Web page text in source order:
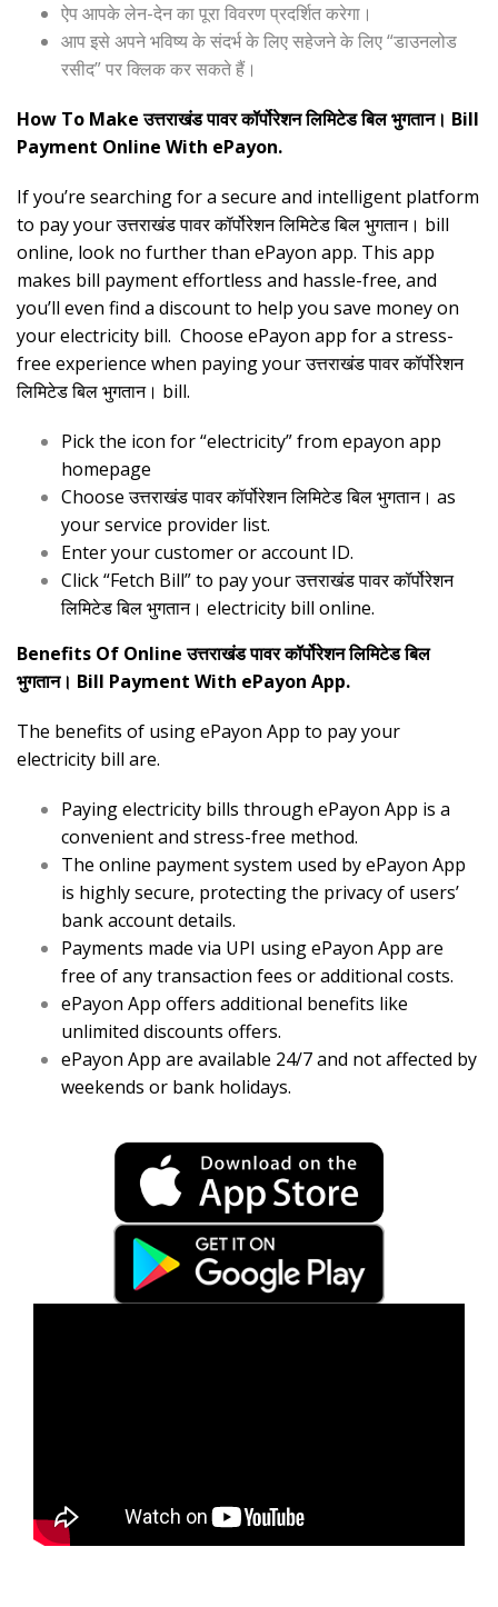
ऐप आपके लेन-देन का पूरा विवरण प्रदर्शित करेगा।
आप इसे अपने भविष्य के संदर्भ के लिए सहेजने के लिए “डाउनलोड
रसीद” पर क्लिक कर सकते हैं।
How To Make उत्तराखंड पावर कॉर्पोरेशन लिमिटेड बिल भुगतान। Bill
Payment Online With ePayon.
If you’re searching for a secure and intelligent platform
to pay your उत्तराखंड पावर कॉर्पोरेशन लिमिटेड बिल भुगतान। bill
online, look no further than ePayon app. This app
makes bill payment effortless and hassle-free, and
you’ll even find a discount to help you save money on
your electricity bill. Choose ePayon app for a stress-
free experience when paying your उत्तराखंड पावर कॉर्पोरेशन
लिमिटेड बिल भुगतान। bill.
Pick the icon for “electricity” from epayon app
homepage
Choose उत्तराखंड पावर कॉर्पोरेशन लिमिटेड बिल भुगतान। as
your service provider list.
Enter your customer or account ID.
Click “Fetch Bill” to pay your उत्तराखंड पावर कॉर्पोरेशन
लिमिटेड बिल भुगतान। electricity bill online.
Benefits Of Online उत्तराखंड पावर कॉर्पोरेशन लिमिटेड बिल
भुगतान। Bill Payment With ePayon App.
The benefits of using ePayon App to pay your
electricity bill are.
Paying electricity bills through ePayon App is a
convenient and stress-free method.
The online payment system used by ePayon App
is highly secure, protecting the privacy of users’
bank account details.
Payments made via UPI using ePayon App are
free of any transaction fees or additional costs.
ePayon App offers additional benefits like
unlimited discounts offers.
ePayon App are available 24/7 and not affected by
weekends or bank holidays.